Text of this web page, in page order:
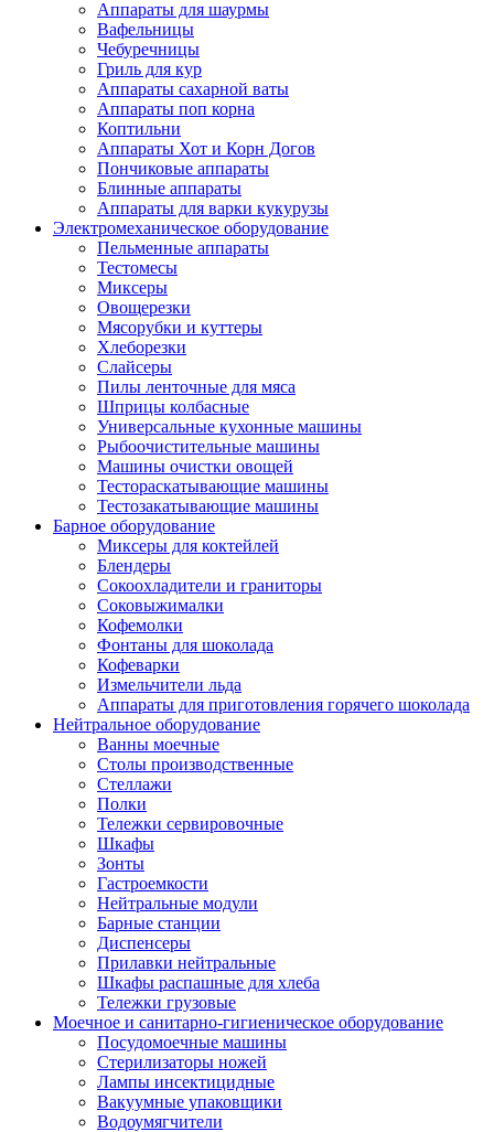
Аппараты для шаурмы
Вафельницы
Чебуречницы
Гриль для кур
Аппараты сахарной ваты
Аппараты поп корна
Коптильни
Аппараты Хот и Корн Догов
Пончиковые аппараты
Блинные аппараты
Аппараты для варки кукурузы
Электромеханическое оборудование
Пельменные аппараты
Тестомесы
Миксеры
Овощерезки
Мясорубки и куттеры
Хлеборезки
Слайсеры
Пилы ленточные для мяса
Шприцы колбасные
Универсальные кухонные машины
Рыбоочистительные машины
Машины очистки овощей
Тестораскатывающие машины
Тестозакатывающие машины
Барное оборудование
Миксеры для коктейлей
Блендеры
Сокоохладители и граниторы
Соковыжималки
Кофемолки
Фонтаны для шоколада
Кофеварки
Измельчители льда
Аппараты для приготовления горячего шоколада
Нейтральное оборудование
Ванны моечные
Столы производственные
Стеллажи
Полки
Тележки сервировочные
Шкафы
Зонты
Гастроемкости
Нейтральные модули
Барные станции
Диспенсеры
Прилавки нейтральные
Шкафы распашные для хлеба
Тележки грузовые
Моечное и санитарно-гигиеническое оборудование
Посудомоечные машины
Стерилизаторы ножей
Лампы инсектицидные
Вакуумные упаковщики
Водоумягчители